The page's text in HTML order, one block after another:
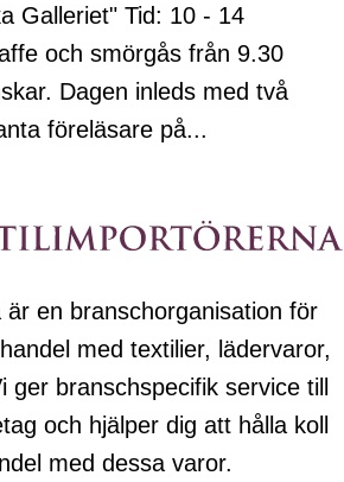
Galleriet" Tid: 10 - 14
och smörgås från 9.30
Dagen inleds med två
föreläsare på...
är en branschorganisation för
med textilier, lädervaror,
ger branschspecifik service till
och hjälper dig att hålla koll
med dessa varor.